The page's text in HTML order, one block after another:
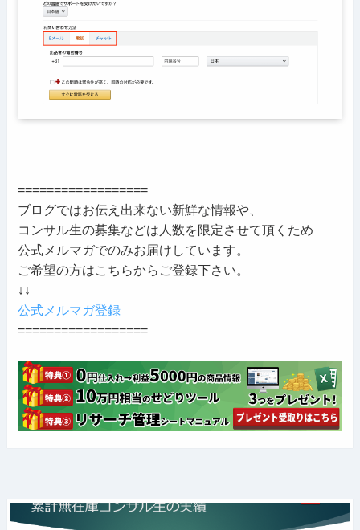
==================
ブログではお伝え出来ない新鮮な情報や、
コンサル生の募集などは人数を限定させて頂くため
公式メルマガでのみお届けしています。
ご希望の方はこちらからご登録下さい。
↓↓
公式メルマガ登録
==================